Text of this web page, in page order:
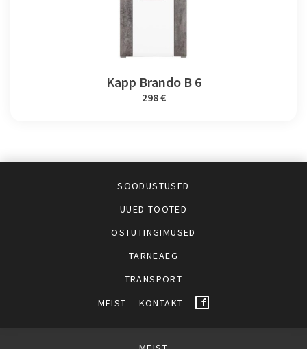
Kapp Brando B 6
298 €
SOODUSTUSED
UUED TOOTED
OSTUTINGIMUSED
TARNEAEG
TRANSPORT
MEIST
KONTAKT